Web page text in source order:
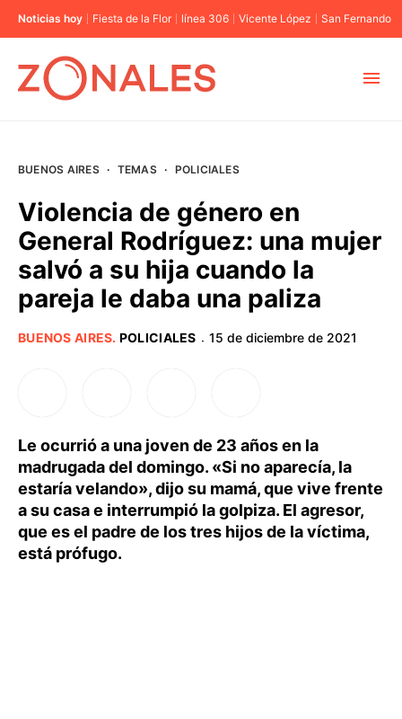
Noticias hoy Fiesta de la Flor línea 306 Vicente López San Fernando
BUENOS AIRES
PROVINCIAS
BUENOS AIRES · TEMAS · POLICIALES
Violencia de género en
General Rodríguez: una mujer
salvó a su hija cuando la
pareja le daba una paliza
BUENOS AIRES. POLICIALES · 15 de diciembre de 2021
Le ocurrió a una joven de 23 años en la
madrugada del domingo. «Si no aparecía, la
estaría velando», dijo su mamá, que vive frente
a su casa e interrumpió la golpiza. El agresor,
que es el padre de los tres hijos de la víctima,
está prófugo.